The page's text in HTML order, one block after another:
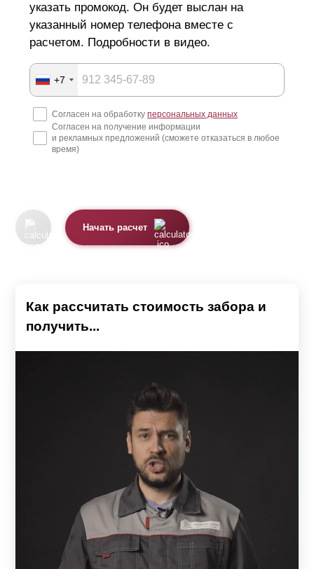
указать промокод. Он будет выслан на
указанный номер телефона вместе с
расчетом. Подробности в видео.
+7
Согласен на обработку персональных данных
Согласен на получение информации
и рекламных предложений (сможете отказаться в любое
время)
Начать расчет
Как рассчитать стоимость забора и
получить...